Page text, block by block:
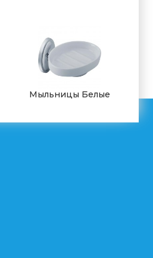
Мыльницы Белые